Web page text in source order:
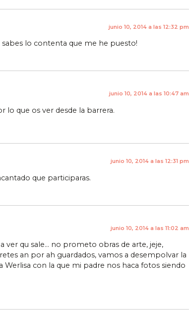
junio 10, 2014 a las 12:32 pm
lo contenta que me he puesto!
junio 10, 2014 a las 10:47 am
lo que os ver desde la barrera.
junio 10, 2014 a las 12:31 pm
que participaras.
junio 10, 2014 a las 11:02 am
ver qu sale… no prometo obras de arte, jeje,
an por ah guardados, vamos a desempolvar la
con la que mi padre nos haca fotos siendo